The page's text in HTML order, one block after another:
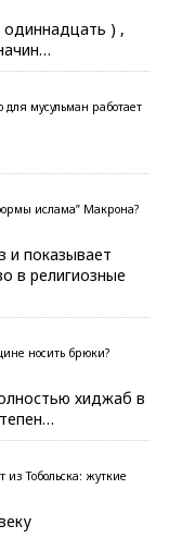
одиннадцать ) ,
для мусульман работает
ислама” Макрона?
и показывает
в религиозные
носить брюки?
хиджаб в
из Тобольска: жуткие